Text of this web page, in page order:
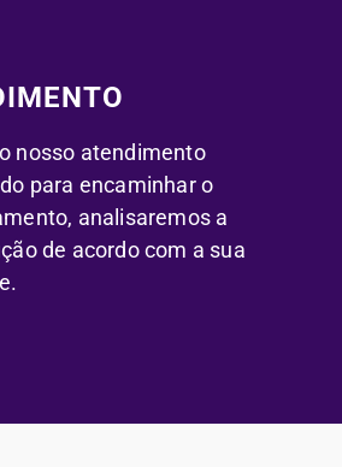
nosso atendimento
para encaminhar o
analisaremos a
de acordo com a sua